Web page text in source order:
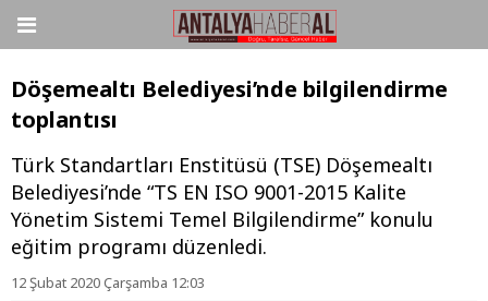
Döşemealtı Belediyesi’nde bilgilendirme
toplantısı
Türk Standartları Enstitüsü (TSE) Döşemealtı
Belediyesi’nde “TS EN ISO 9001-2015 Kalite
Yönetim Sistemi Temel Bilgilendirme” konulu
eğitim programı düzenledi.
12 Şubat 2020 Çarşamba 12:03